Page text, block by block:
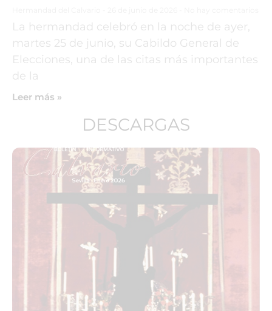
La hermandad celebró en la noche de ayer,
martes 25 de junio, su Cabildo General de
Elecciones, una de las citas más importantes
de la
Leer más »
DESCARGAS